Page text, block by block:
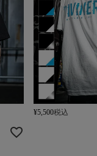
¥5,500税込